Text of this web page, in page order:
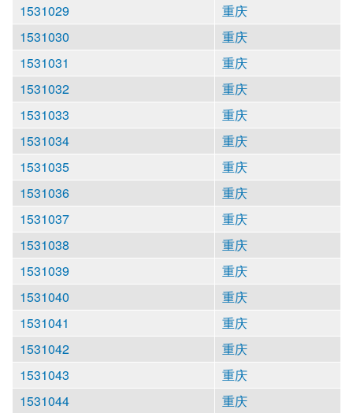
1531029
重庆
1531030
重庆
1531031
重庆
1531032
重庆
1531033
重庆
1531034
重庆
1531035
重庆
1531036
重庆
1531037
重庆
1531038
重庆
1531039
重庆
1531040
重庆
1531041
重庆
1531042
重庆
1531043
重庆
1531044
重庆